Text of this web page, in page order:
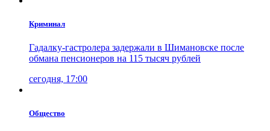
Криминал
Гадалку-гастролера задержали в Шимановске после
обмана пенсионеров на 115 тысяч рублей
сегодня, 17:00
Общество